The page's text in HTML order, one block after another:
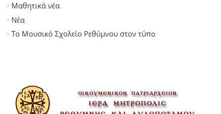
Μαθητικά νέα
Νέα
Το Μουσικό Σχολείο Ρεθύμνου στον τύπο